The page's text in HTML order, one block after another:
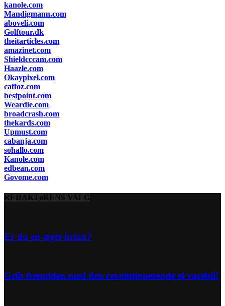
kanole.com
Mandigmann.com
aboveli.com
Golftour.dk
theitarticles.com
amazinet.com
Shieldcccam.com
Haazle.com
Okaypixel.com
caffoz.com
bestpoint.com
Weardle.com
broadcrash.com
thekards.com
Upmust.com
cabanja.com
sohallo.com
Kanole.com
edbean.com
Govome.com
REDAKTøRENS VALG
Er du en ægte brian?
Grib fremtiden med den revolutionerende el varebil!